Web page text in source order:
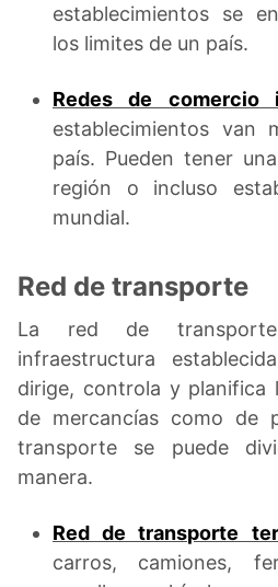
establecimientos se
los limites de un país.
Redes de comercio
establecimientos van
país. Pueden tener
región o incluso
mundial.
Red de transporte
La red de
infraestructura
dirige, controla y planifica
de mercancías como de
transporte se puede
manera.
Red de transporte
carros, camiones,